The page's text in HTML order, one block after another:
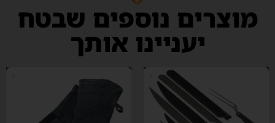
מוצרים נוספים שבטח
יעניינו אותך